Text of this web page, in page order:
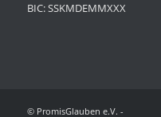
BIC: SSKMDEMMXXX
© PromisGlauben e.V. -